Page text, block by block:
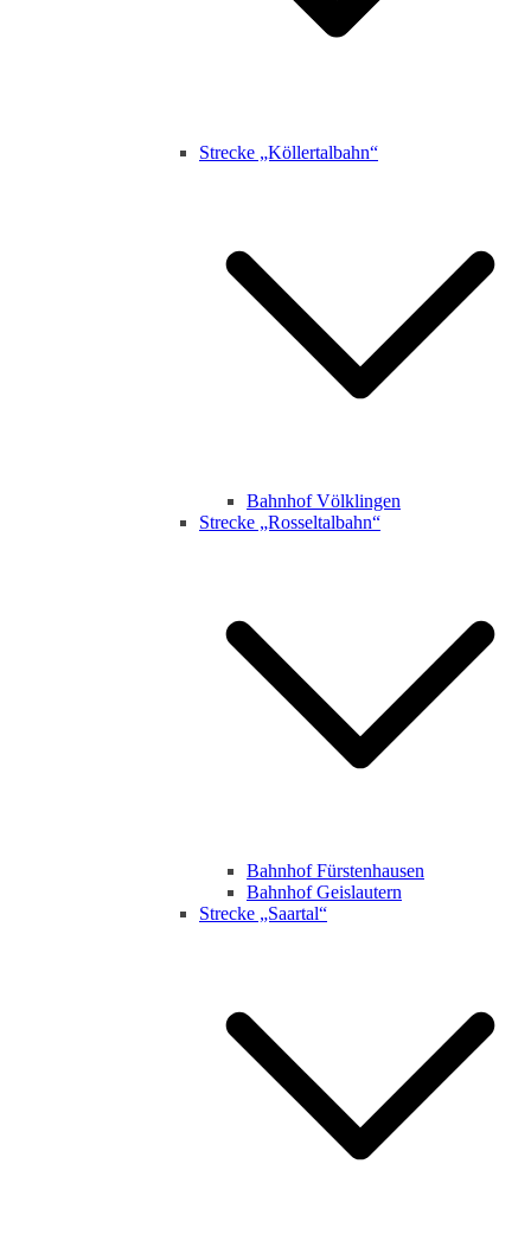
Strecke „Köllertalbahn“
Bahnhof Völklingen
Strecke „Rosseltalbahn“
Bahnhof Fürstenhausen
Bahnhof Geislautern
Strecke „Saartal“